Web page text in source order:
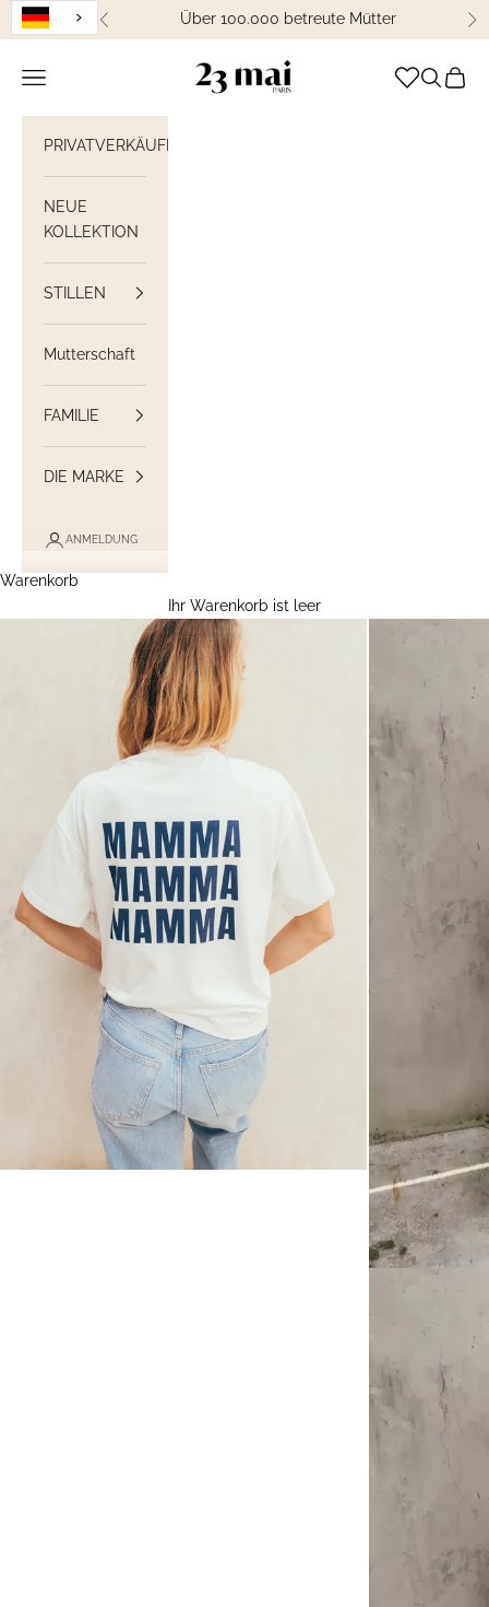
Weiter zum Inhalt
Zurück Über 100.000 betreute Mütter
23 Mai Paris
Navigation öffnen Suche
PRIVATVERKÄUFE
NEUE
KOLLEKTION
STILLEN
Mutterschaft
FAMILIE
DIE MARKE
ANMELDUNG
Warenkorb
Ihr Warenkorb ist leer